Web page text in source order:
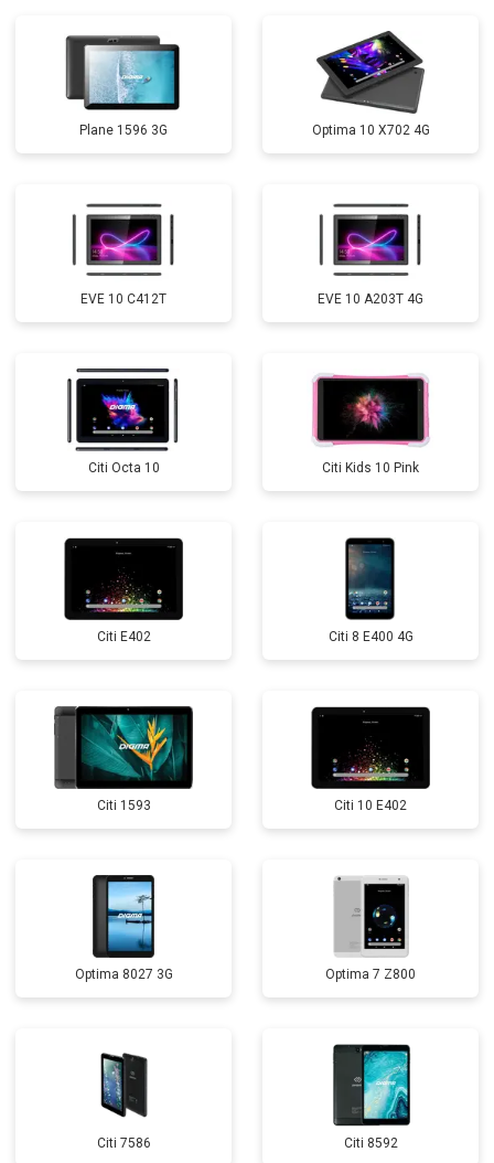
Plane 1596 3G Optima 10 X702 4G
EVE 10 C412T EVE 10 A203T 4G
Citi Octa 10 Citi Kids 10 Pink
Citi E402 Citi 8 E400 4G
Citi 1593 Citi 10 E402
Optima 8027 3G Optima 7 Z800
Citi 7586 Citi 8592